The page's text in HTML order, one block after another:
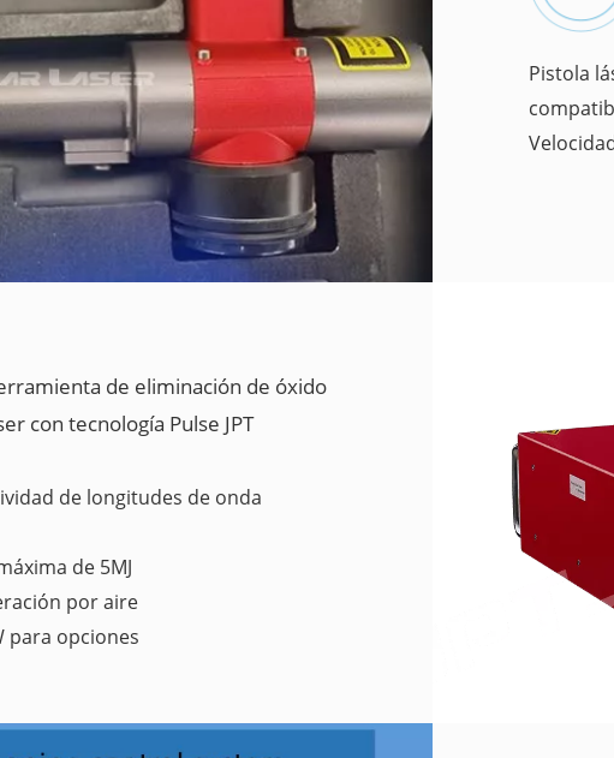
Pistola
de eliminación de óxido
con tecnología Pulse JPT
de longitudes de onda
de 5MJ
por aire
para opciones